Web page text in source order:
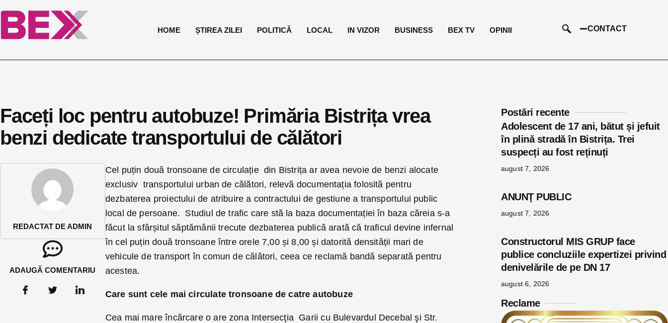
HOME ȘTIREA ZILEI POLITICĂ LOCAL IN VIZOR BUSINESS BEX TV OPINII CONTACT
Faceți loc pentru autobuze! Primăria Bistrița vrea
benzi dedicate transportului de călători
REDACTAT DE ADMIN
ADAUGĂ COMENTARIU
Cel puțin două tronsoane de circulație din Bistrița ar avea nevoie de benzi alocate
exclusiv transportului urban de călători, relevă documentația folosită pentru
dezbaterea proiectului de atribuire a contractului de gestiune a transportului public
local de persoane. Studiul de trafic care stă la baza documentației în baza căreia s-a
făcut la sfârșitul săptămânii trecute dezbaterea publică arată că traficul devine infernal
în cel puțin două tronsoane între orele 7,00 și 8,00 și datorită densității mari de
vehicule de transport în comun de călători, ceea ce reclamă bandă separată pentru
acestea.
Care sunt cele mai circulate tronsoane de catre autobuze
Cea mai mare încărcare o are zona Intersecţia Garii cu Bulevardul Decebal şi Str.
Postări recente
Adolescent de 17 ani, bătut și jefuit
în plină stradă în Bistrița. Trei
suspecți au fost reținuți
august 7, 2026
ANUNŢ PUBLIC
august 7, 2026
Constructorul MIS GRUP face
publice concluziile expertizei privind
denivelările de pe DN 17
august 6, 2026
Reclame